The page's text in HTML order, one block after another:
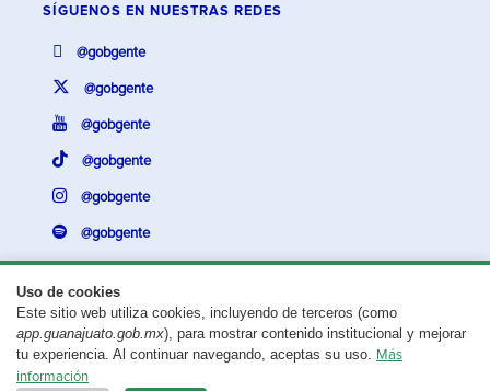
Uso de cookies
Este sitio web utiliza cookies, incluyendo de terceros (como
app.guanajuato.gob.mx), para mostrar contenido institucional y mejorar
tu experiencia. Al continuar navegando, aceptas su uso. Más
información
SÍGUENOS EN NUESTRAS REDES
@gobgente
@gobgente
@gobgente
@gobgente
@gobgente
@gobgente
¿Existe algún problema con esta página?Repórtalo aquí.
Aviso legal